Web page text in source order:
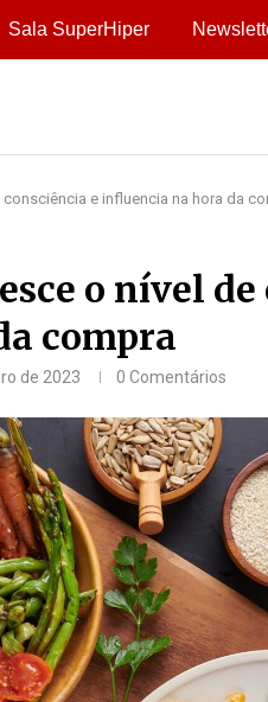
Sala SuperHiper
e influencia na hora da
o nível
compra
de 2023 0 Comentários